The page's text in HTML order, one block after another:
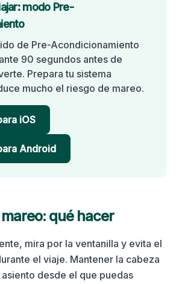
modo Pre-
de Pre-Acondicionamiento
90 segundos antes de
Prepara tu sistema
mucho el riesgo de mareo.
iOS
Android
qué hacer
mira por la ventanilla y evita el
el viaje. Mantener la cabeza
desde el que puedas